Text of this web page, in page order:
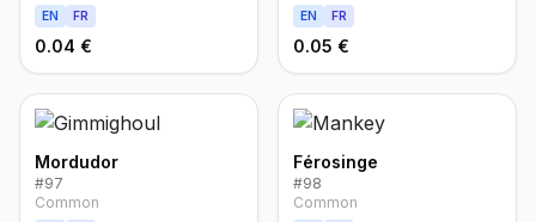
EN FR
0.04 €
EN FR
0.05 €
Mordudor
#97
Common
Férosinge
#98
Common